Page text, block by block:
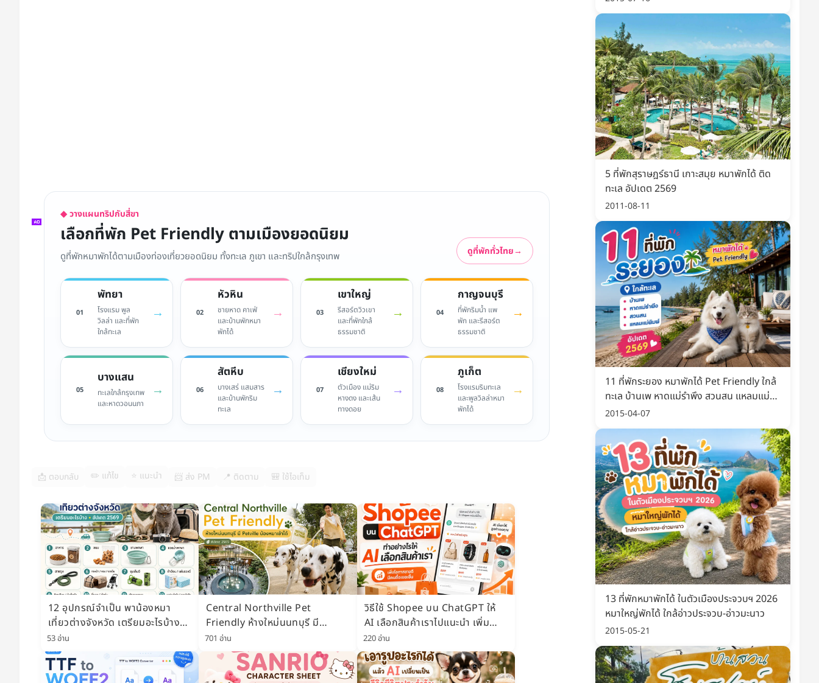
◆ วางแผนทริปกับสี่ขา
เลือกที่พัก Pet Friendly ตามเมืองยอดนิยม
ดูที่พักหมาพักได้ตามเมืองท่องเที่ยวยอดนิยม ทั้งทะเล ภูเขา และทริปใกล้กรุงเทพ ดูที่พักทั่วไทย→
01
พัทยา
โรงแรม พูล
วิลล่า และที่พัก
ใกล้ทะเล
→ 02
หัวหิน
ชายหาด คาเฟ่
และบ้านพักหมา
พักได้
→ 03
เขาใหญ่
รีสอร์ตวิวเขา
และที่พักใกล้
ธรรมชาติ
→ 04
กาญจนบุรี
ที่พักริมน้ำ แพ
พัก และรีสอร์ต
ธรรมชาติ
→
05
บางแสน
ทะเลใกล้กรุงเทพ
และหาดวอนนภา
→ 06
สัตหีบ
บางเสร่ แสมสาร
และบ้านพักริม
ทะเล
→ 07
เชียงใหม่
ตัวเมือง แม่ริม
หางดง และเส้น
ทางดอย
→ 08
ภูเก็ต
โรงแรมริมทะเล
และพูลวิลล่าหมา
พักได้
→
📩 ตอบกลับ ✏️ แก้ไข ⭐ แนะนำ 📨 ส่ง PM 📍 ติดตาม 🎒 ใช้ไอเท็ม
12 อุปกรณ์จำเป็น พาน้องหมา
เที่ยวต่างจังหวัด เตรียมอะไรบ้าง
อัปเดต 2569
53 อ่าน
Central Northville Pet
Friendly ห้างใหม่นนทบุรี มี
Petville Pet Park น้องหมาเข้าได้
ไหม อัปเดต 2569
701 อ่าน
วิธีใช้ Shopee บน ChatGPT ให้
AI เลือกสินค้าเราไปแนะนำ เพิ่ม
โอกาสขายดี มีคนซื้อเยอะขึ้น
220 อ่าน
5 ที่พักสุราษฎร์ธานี เกาะสมุย หมาพักได้ ติด
ทะเล อัปเดต 2569
2011-08-11
11 ที่พักระยอง หมาพักได้ Pet Friendly ใกล้
ทะเล บ้านเพ หาดแม่รำพึง สวนสน แหลมแม่
พิมพ์ อัปเดต 2569
2015-04-07
13 ที่พักหมาพักได้ ในตัวเมืองประจวบฯ 2026
หมาใหญ่พักได้ ใกล้อ่าวประจวบ-อ่าวมะนาว
2015-05-21